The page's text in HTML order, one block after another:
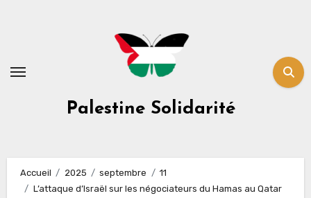
Palestine Solidarité
Accueil 2025 septembre
11
L’attaque d’Israël sur les négociateurs du Hamas au Qatar